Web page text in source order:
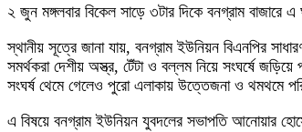
২ জুন মঙ্গলবার বিকেল সাড়ে ৩টার দিকে বনগ্রাম বাজারে এ
স্থানীয় সূত্রে জানা যায়, বনগ্রাম ইউনিয়ন বিএনপির
সমর্থকরা দেশীয় অস্ত্র, টেঁটা ও বল্লম নিয়ে সংঘর্ষে
সংঘর্ষ থেমে গেলেও পুরো এলাকায় উত্তেজনা ও থমথমে
এ বিষয়ে বনগ্রাম ইউনিয়ন যুবদলের সভাপতি আনোয়ার